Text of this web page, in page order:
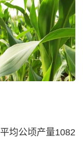
均公顷产量1082